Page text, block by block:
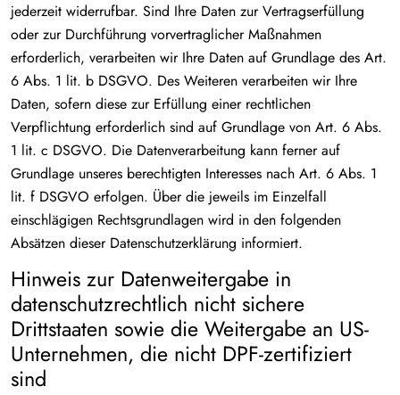
jederzeit widerrufbar. Sind Ihre Daten zur Vertragserfüllung
oder zur Durchführung vorvertraglicher Maßnahmen
erforderlich, verarbeiten wir Ihre Daten auf Grundlage des Art.
6 Abs. 1 lit. b DSGVO. Des Weiteren verarbeiten wir Ihre
Daten, sofern diese zur Erfüllung einer rechtlichen
Verpflichtung erforderlich sind auf Grundlage von Art. 6 Abs.
1 lit. c DSGVO. Die Datenverarbeitung kann ferner auf
Grundlage unseres berechtigten Interesses nach Art. 6 Abs. 1
lit. f DSGVO erfolgen. Über die jeweils im Einzelfall
einschlägigen Rechtsgrundlagen wird in den folgenden
Absätzen dieser Datenschutzerklärung informiert.
Hinweis zur Datenweitergabe in
datenschutzrechtlich nicht sichere
Drittstaaten sowie die Weitergabe an US-
Unternehmen, die nicht DPF-zertifiziert
sind